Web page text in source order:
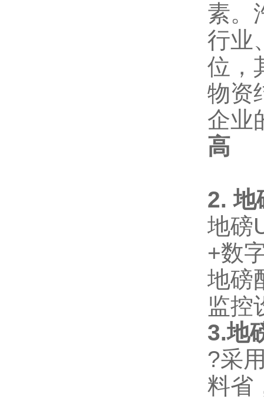
素。
行业
位，
物资
企业
高
2.地
地磅
+数
地磅
监控
3.地
?采
料省